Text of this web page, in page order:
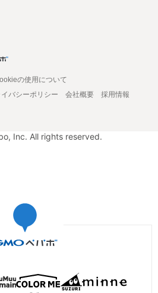
の使用について
イバシーポリシー 会社概要
採用情報
Inc. All rights reserved.